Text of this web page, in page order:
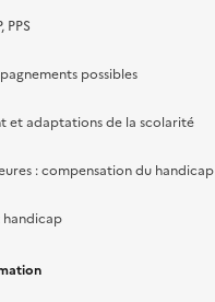
PPS
possibles
et adaptations de la scolarité
: compensation du handicap